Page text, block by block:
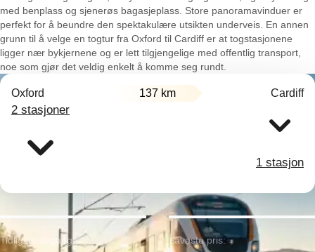
med benplass og sjenerøs bagasjeplass. Store panoramavinduer er
perfekt for å beundre den spektakulære utsikten underveis. En annen
grunn til å velge en togtur fra Oxford til Cardiff er at togstasjonene
ligger nær bykjernene og er lett tilgjengelige med offentlig transport,
noe som gjør det veldig enkelt å komme seg rundt.
Oxford 137 km Cardiff
2 stasjoner
1 stasjon
Tidligste avgang: Laveste pris: